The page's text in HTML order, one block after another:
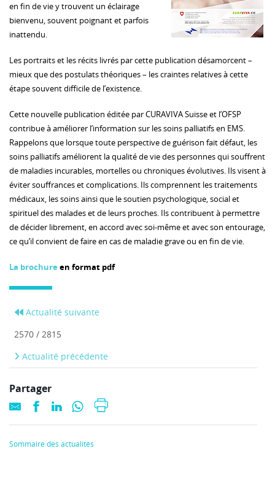
en fin de vie y trouvent un éclairage
bienvenu, souvent poignant et parfois
inattendu.
Les portraits et les récits livrés par cette publication désamorcent –
mieux que des postulats théoriques – les craintes relatives à cette
étape souvent difficile de l’existence.
Cette nouvelle publication éditée par CURAVIVA Suisse et l’OFSP
contribue à améliorer l’information sur les soins palliatifs en EMS.
Rappelons que lorsque toute perspective de guérison fait défaut, les
soins palliatifs améliorent la qualité de vie des personnes qui souffrent
de maladies incurables, mortelles ou chroniques évolutives. Ils visent à
éviter souffrances et complications. Ils comprennent les traitements
médicaux, les soins ainsi que le soutien psychologique, social et
spirituel des malades et de leurs proches. Ils contribuent à permettre
de décider librement, en accord avec soi-même et avec son entourage,
ce qu’il convient de faire en cas de maladie grave ou en fin de vie.
La brochure en format pdf
Actualité suivante
2570 / 2815
Actualité précédente
Partager
Sommaire des actualités